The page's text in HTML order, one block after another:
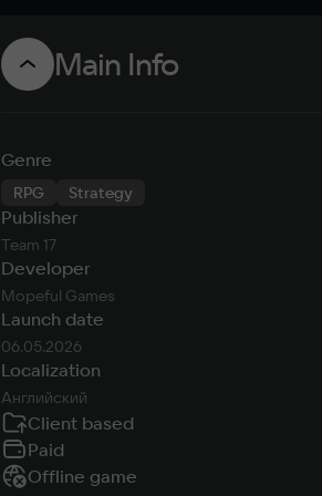
Main Info
Genre
RPG Strategy
Publisher
Team 17
Developer
Mopeful Games
Launch date
06.05.2026
Localization
Английский
Client based
Paid
Offline game